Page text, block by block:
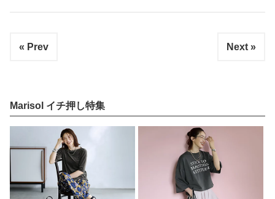
« Prev Next »
Marisol イチ押し特集